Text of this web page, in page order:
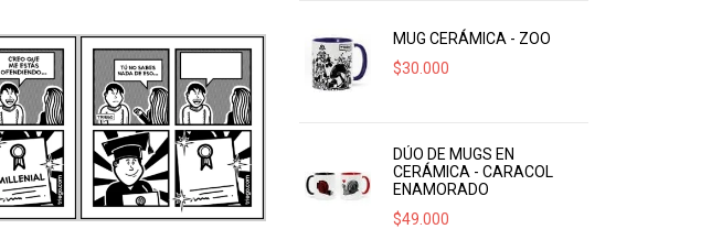
MUG CERÁMICA - ZOO
$30.000
DÚO DE MUGS EN
CERÁMICA - CARACOL
ENAMORADO
$49.000